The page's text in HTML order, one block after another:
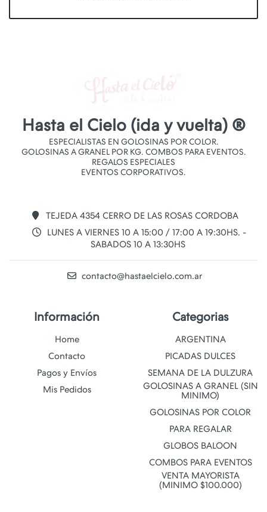
Hasta el Cielo (ida y vuelta) ®
ESPECIALISTAS EN GOLOSINAS POR COLOR.
GOLOSINAS A GRANEL POR KG. COMBOS PARA EVENTOS.
REGALOS ESPECIALES
EVENTOS CORPORATIVOS.
TEJEDA 4354 CERRO DE LAS ROSAS CORDOBA
LUNES A VIERNES 10 A 15:00 / 17:00 A 19:30HS. -
SABADOS 10 A 13:30HS
contacto@hastaelcielo.com.ar
Información
Home
Contacto
Pagos y Envíos
Mis Pedidos
Categorias
ARGENTINA
PICADAS DULCES
SEMANA DE LA DULZURA
GOLOSINAS A GRANEL (SIN
MINIMO)
GOLOSINAS POR COLOR
PARA REGALAR
GLOBOS BALOON
COMBOS PARA EVENTOS
VENTA MAYORISTA
(MINIMO $100.000)